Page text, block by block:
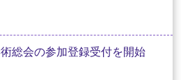
総会の参加登録受付を開始